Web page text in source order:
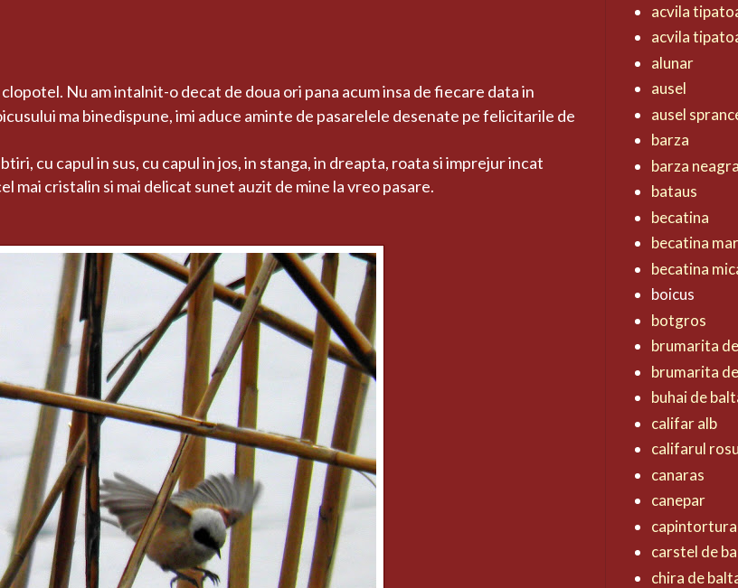
Nu am intalnit-o decat de doua ori pana acum insa de fiecare data in
ma binedispune, imi aduce aminte de pasarelele desenate pe felicitarile de
cu capul in sus, cu capul in jos, in stanga, in dreapta, roata si imprejur incat
mai cristalin si mai delicat sunet auzit de mine la vreo pasare.
acvila
acvila
alunar
ausel
ausel
barza
barza
bataus
becatina
becatina
becatina
boicus
botgros
brumarita
brumarita
buhai de
califar alb
califarul
canaras
canepar
capintortura
carstel de
chira de